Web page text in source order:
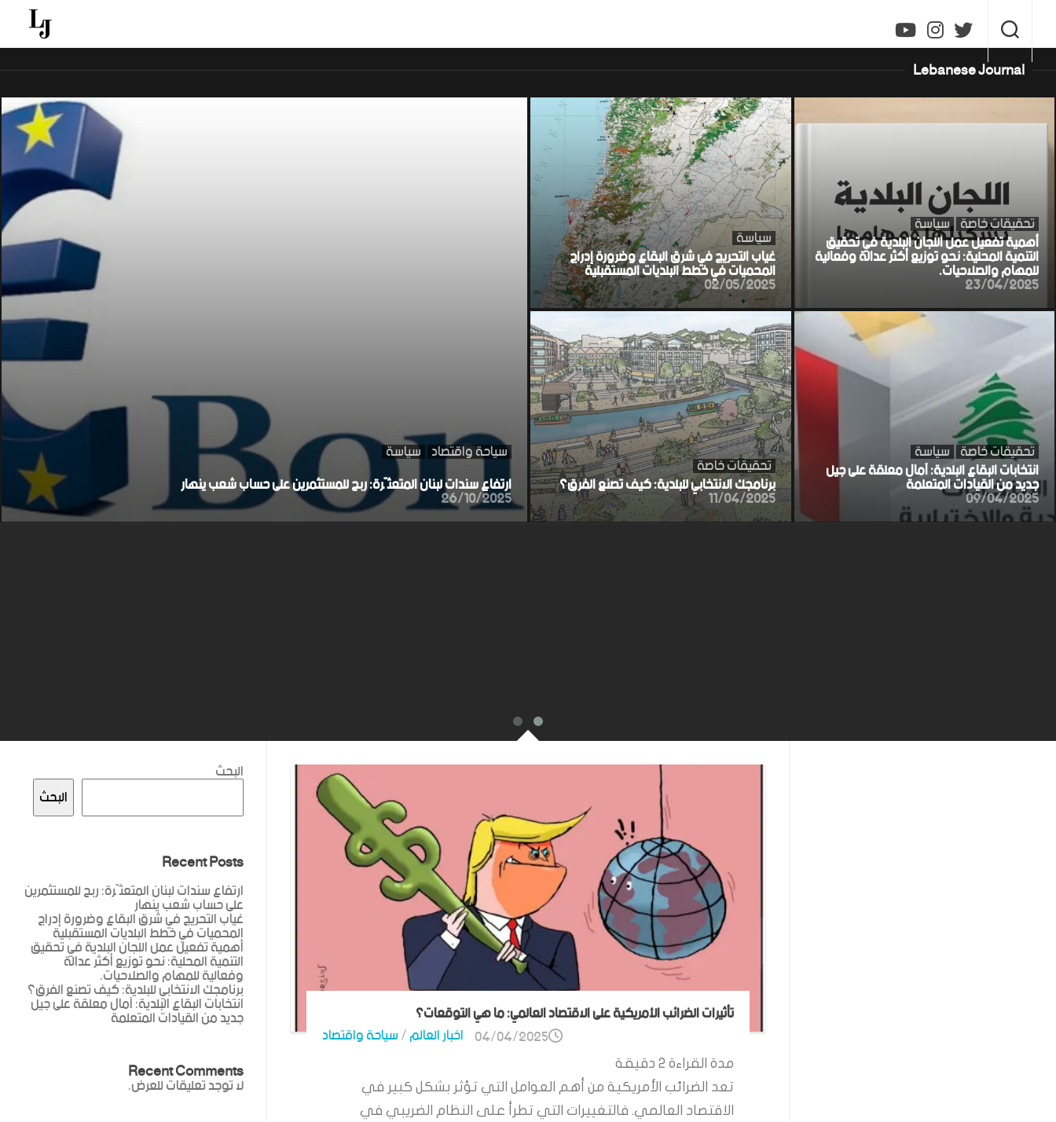
content
Lebanese Journal
سياحة واقتصاد سياسة
ارتفاع سندات لبنان المتعثّرة: ربح للمستثمرين على حساب شعب ينهار
26/10/2025
سياسة
غياب التحريج في شرق البقاع وضرورة إدراج
المحميات في خطط البلديات المستقبلية
02/05/2025
تحقيقات خاصة سياسة
أهمية تفعيل عمل اللجان البلدية في تحقيق
التنمية المحلية: نحو توزيع أكثر عدالة وفعالية
للمهام والصلاحيات.
23/04/2025
تحقيقات خاصة
برنامجك الانتخابي للبلدية: كيف تصنع الفرق؟
11/04/2025
تحقيقات خاصة سياسة
انتخابات البقاع البلدية: آمال معلقة على جيل
جديد من القيادات المتعلمة
09/04/2025
تأثيرات الضرائب الأمريكية على الاقتصاد العالمي: ما هي التوقعات؟
اخبار العالم/سياحة واقتصاد 04/04/2025
مدة القراءة 2 دقيقة
تعد الضرائب الأمريكية من أهم العوامل التي تؤثر بشكل كبير في
الاقتصاد العالمي. فالتغييرات التي تطرأ على النظام الضريبي في
البحث
البحث
Recent Posts
ارتفاع سندات لبنان المتعثّرة: ربح للمستثمرين
على حساب شعب ينهار
غياب التحريج في شرق البقاع وضرورة إدراج
المحميات في خطط البلديات المستقبلية
أهمية تفعيل عمل اللجان البلدية في تحقيق
التنمية المحلية: نحو توزيع أكثر عدالة
وفعالية للمهام والصلاحيات.
برنامجك الانتخابي للبلدية: كيف تصنع الفرق؟
انتخابات البقاع البلدية: آمال معلقة على جيل
جديد من القيادات المتعلمة
Recent Comments
لا توجد تعليقات للعرض.